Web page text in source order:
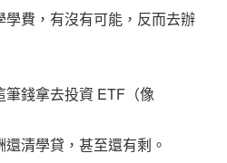
費，有沒有可能，反而去辦
錢拿去投資 ETF（像
清學貸，甚至還有剩。